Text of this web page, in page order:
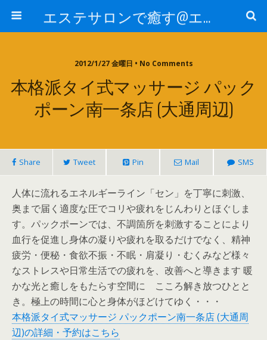
エステサロンで癒す@エステ～全国エステ情報
2012/1/27 金曜日 • No Comments
本格派タイ式マッサージ パック
ポーン南一条店 (大通周辺)
Share Tweet Pin Mail SMS
人体に流れるエネルギーライン「セン」を丁寧に刺激、
奥まで届く適度な圧でコリや疲れをじんわりとほぐしま
す。パックポーンでは、不調箇所を刺激することにより
血行を促進し身体の凝りや疲れを取るだけでなく、精神
疲労・便秘・食欲不振・不眠・肩凝り・むくみなど様々
なストレスや日常生活での疲れを、改善へと導きます 暖
かな光と癒しをもたらす空間に こころ解き放つひとと
き。極上の時間に心と身体がほどけてゆく・・・
本格派タイ式マッサージ パックポーン南一条店 (大通周
辺)の詳細・予約はこちら